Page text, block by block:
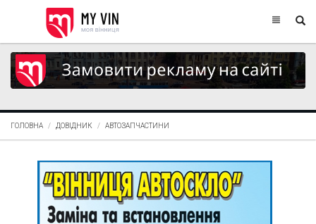
ГОЛОВНА ДОВІДНИК АВТОЗАПЧАСТИНИ